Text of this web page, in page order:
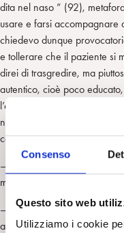
Consenso
Questo sito web
Utilizziamo i cookie
dita nel naso ” (92),
usare e farsi
chiedevo dunque
e tollerare che il paziente si
direi di trasgredire, ma
autentico, cioè poco
l’educazionismo), e anche
noi stessi come analisti non
con Ferro è stato molto
– Primo: usare il Bon ton
momenti è indispensabile non
– Secondo: una convalida
alla pluralità teorica. Dice